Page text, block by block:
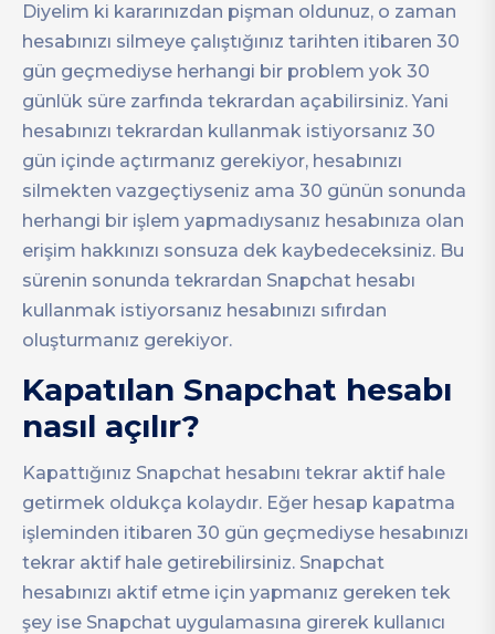
Diyelim ki kararınızdan pişman oldunuz, o zaman
hesabınızı silmeye çalıştığınız tarihten itibaren 30
gün geçmediyse herhangi bir problem yok 30
günlük süre zarfında tekrardan açabilirsiniz. Yani
hesabınızı tekrardan kullanmak istiyorsanız 30
gün içinde açtırmanız gerekiyor, hesabınızı
silmekten vazgeçtiyseniz ama 30 günün sonunda
herhangi bir işlem yapmadıysanız hesabınıza olan
erişim hakkınızı sonsuza dek kaybedeceksiniz. Bu
sürenin sonunda tekrardan Snapchat hesabı
kullanmak istiyorsanız hesabınızı sıfırdan
oluşturmanız gerekiyor.
Kapatılan Snapchat hesabı
nasıl açılır?
Kapattığınız Snapchat hesabını tekrar aktif hale
getirmek oldukça kolaydır. Eğer hesap kapatma
işleminden itibaren 30 gün geçmediyse hesabınızı
tekrar aktif hale getirebilirsiniz. Snapchat
hesabınızı aktif etme için yapmanız gereken tek
şey ise Snapchat uygulamasına girerek kullanıcı